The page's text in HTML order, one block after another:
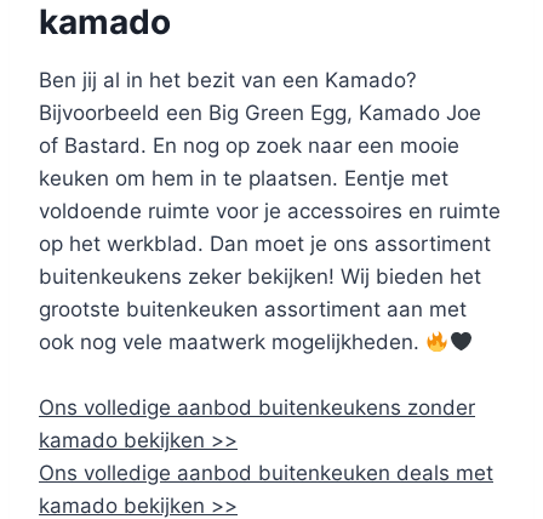
kamado
Ben jij al in het bezit van een Kamado?
Bijvoorbeeld een Big Green Egg, Kamado Joe
of Bastard. En nog op zoek naar een mooie
keuken om hem in te plaatsen. Eentje met
voldoende ruimte voor je accessoires en ruimte
op het werkblad. Dan moet je ons assortiment
buitenkeukens zeker bekijken! Wij bieden het
grootste buitenkeuken assortiment aan met
ook nog vele maatwerk mogelijkheden.
Ons volledige aanbod buitenkeukens zonder
kamado bekijken >>
Ons volledige aanbod buitenkeuken deals met
kamado bekijken >>